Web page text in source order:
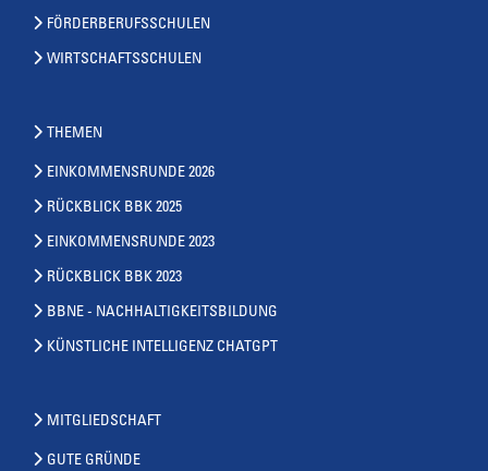
FÖRDERBERUFSSCHULEN
WIRTSCHAFTSSCHULEN
THEMEN
EINKOMMENSRUNDE 2026
RÜCKBLICK BBK 2025
EINKOMMENSRUNDE 2023
RÜCKBLICK BBK 2023
BBNE - NACHHALTIGKEITSBILDUNG
KÜNSTLICHE INTELLIGENZ CHATGPT
MITGLIEDSCHAFT
GUTE GRÜNDE